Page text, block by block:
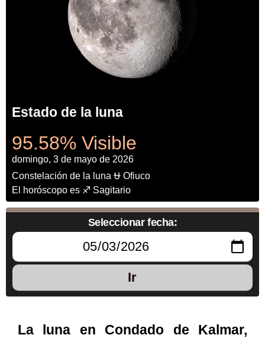
Estado de la luna
95.58% Visible
domingo, 3 de mayo de 2026
Constelación de la luna ⛎ Ofiuco
El horóscopo es ♐ Sagitario
Seleccionar fecha:
Ir
La luna en Condado de Kalmar,